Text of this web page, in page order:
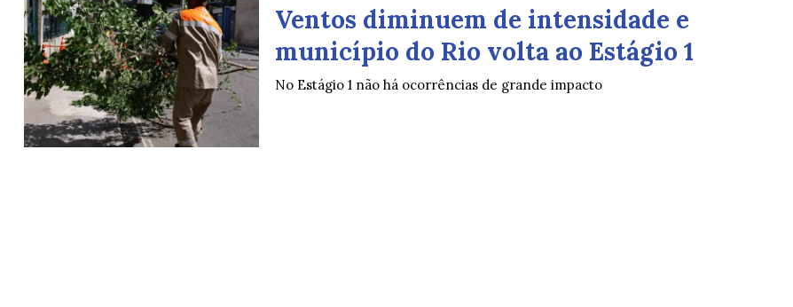
Ventos diminuem de intensidade e
município do Rio volta ao Estágio 1
No Estágio 1 não há ocorrências de grande impacto